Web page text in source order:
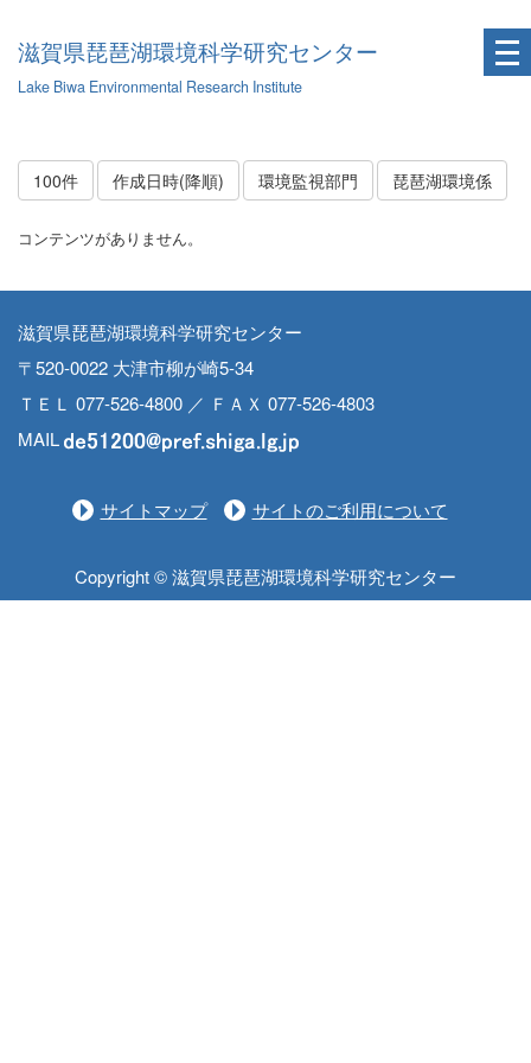
滋賀県琵琶湖環境科学研究センター
Lake Biwa Environmental Research Institute
100件 作成日時(降順) 環境監視部門 琵琶湖環境係
コンテンツがありません。
滋賀県琵琶湖環境科学研究センター
〒520-0022 大津市柳が崎5-34
ＴＥＬ 077-526-4800 ／ ＦＡＸ 077-526-4803
MAIL
サイトマップ サイトのご利用について
Copyright © 滋賀県琵琶湖環境科学研究センター